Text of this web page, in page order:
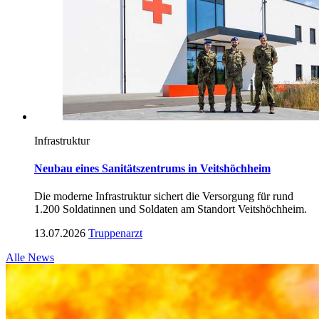
Infrastruktur
Neu­bau ei­nes Sa­ni­täts­zen­trums in Veits­höch­heim
Die moderne Infrastruktur sichert die Versorgung für rund
1.200 Soldatinnen und Soldaten am Standort Veitshöchheim.
13.07.2026 Truppenarzt
Alle News